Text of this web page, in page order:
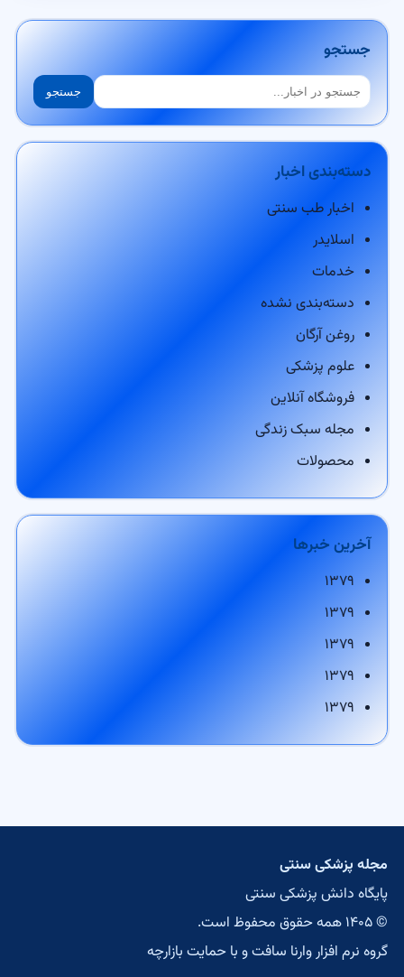
جستجو
جستجو جستجو
دسته‌بندی اخبار
اخبار طب سنتی
اسلایدر
خدمات
دسته‌بندی نشده
روغن آرگان
علوم پزشکی
فروشگاه آنلاین
مجله سبک زندگی
محصولات
آخرین خبرها
۱۳۷۹
۱۳۷۹
۱۳۷۹
۱۳۷۹
۱۳۷۹
مجله پزشکی سنتی
پایگاه دانش پزشکی سنتی
© ۱۴۰۵ همه حقوق محفوظ است.
گروه نرم افزار وارنا سافتو با حمایت بازارچه